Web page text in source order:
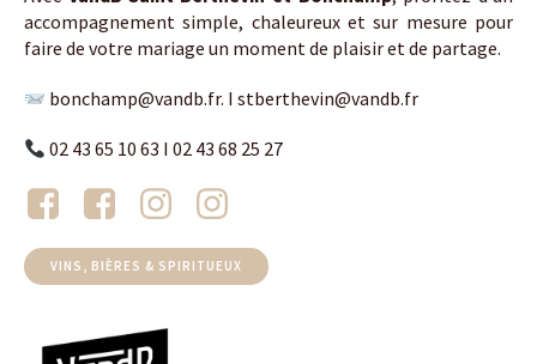
accompagnement simple, chaleureux et sur mesure pour
faire de votre mariage un moment de plaisir et de partage.
bonchamp@vandb.fr. I stberthevin@vandb.fr
02 43 65 10 63 I 02 43 68 25 27
VINS, BIÈRES & SPIRITUEUX